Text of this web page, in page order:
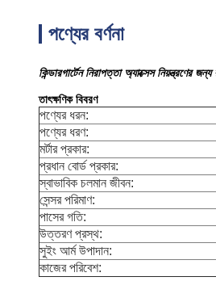
পণ্যের বর্ণনা
কিন্ডারগার্টেন নিরাপত্তা অ্যাক্সেস নিয়ন্ত্রণের
তাৎক্ষণিক বিবরণ
পণ্যের ধরন:
পণ্যের ধরণ:
মর্টার প্রকার:
প্রধান বোর্ড প্রকার:
স্বাভাবিক চলমান জীবন:
সেন্সর পরিমাণ:
পাসের গতি:
উত্তরণ প্রস্থ:
সুইং আর্ম উপাদান:
কাজের পরিবেশ: